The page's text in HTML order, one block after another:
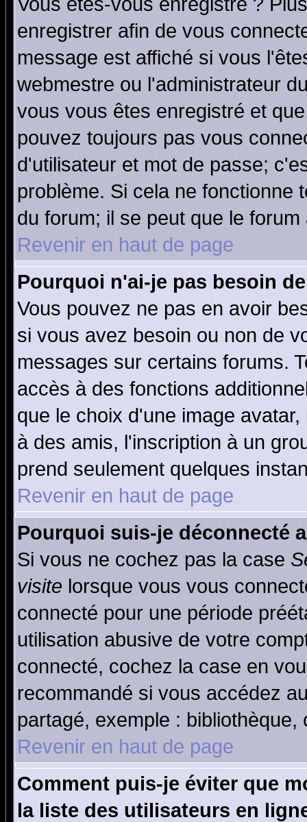
enregistrer afin de vous
message est affiché si vous
webmestre ou l'administrateur
vous vous êtes enregistré et
pouvez toujours pas vous
d'utilisateur et mot de passe;
problème. Si cela ne fonctionne
du forum; il se peut que le
Revenir en haut de page
Pourquoi n'ai-je pas besoin
Vous pouvez ne pas en avoir
si vous avez besoin ou non de
messages sur certains forums.
accès à des fonctions
que le choix d'une image
à des amis, l'inscription à un
prend seulement quelques
Revenir en haut de page
Pourquoi suis-je déconnecté
Si vous ne cochez pas la case
visite lorsque vous vous
connecté pour une période
utilisation abusive de votre
connecté, cochez la case en
recommandé si vous accédez
partagé, exemple :
Revenir en haut de page
Comment puis-je éviter que
la liste des utilisateurs en